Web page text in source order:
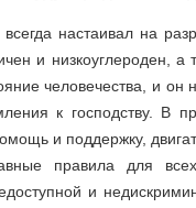
настаивал на
и низкоуглероден,
человечества, и он
к господству. В
и поддержку,
правила для
и